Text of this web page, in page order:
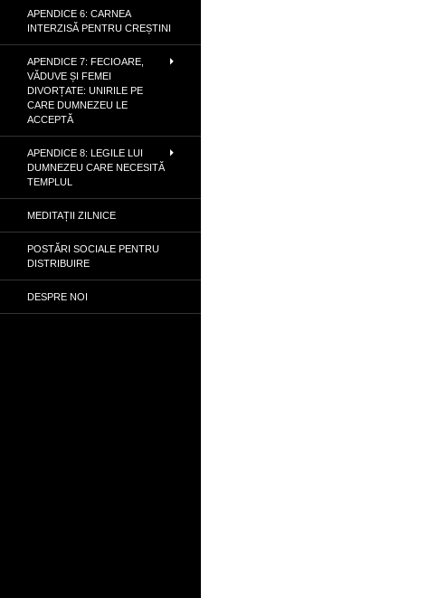
APENDICE 6: CARNEA
INTERZISĂ PENTRU CREȘTINI
APENDICE 7: FECIOARE,
VĂDUVE ȘI FEMEI
DIVORȚATE: UNIRILE PE
CARE DUMNEZEU LE
ACCEPTĂ
APENDICE 8: LEGILE LUI
DUMNEZEU CARE NECESITĂ
TEMPLUL
MEDITAȚII ZILNICE
POSTĂRI SOCIALE PENTRU
DISTRIBUIRE
DESPRE NOI